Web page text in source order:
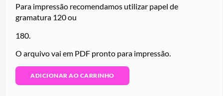
Para impressão recomendamos utilizar papel de
gramatura 120 ou
180.
O arquivo vai em PDF pronto para impressão.
ADICIONAR AO CARRINHO